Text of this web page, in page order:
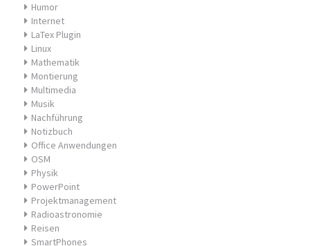
Humor
Internet
LaTex Plugin
Linux
Mathematik
Montierung
Multimedia
Musik
Nachführung
Notizbuch
Office Anwendungen
OSM
Physik
PowerPoint
Projektmanagement
Radioastronomie
Reisen
SmartPhones